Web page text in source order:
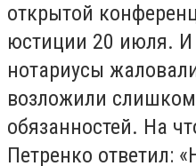
открытой
юстиции 20 июля. И
нотариусы
возложили
обязанностей. На
Петренко ответил: